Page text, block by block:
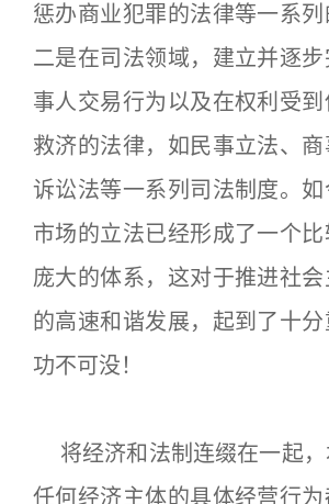
惩办商业犯罪的法律等一系列
二是在司法领域，建立并逐
事人交易行为以及在权利受
救济的法律，如民事立法、
诉讼法等一系列司法制度。
市场的立法已经形成了一个
庞大的体系，这对于推进社
的高速和谐发展，起到了十分
功不可没！
将经济和法制连缀在一起，
任何经济主体的具体经营行